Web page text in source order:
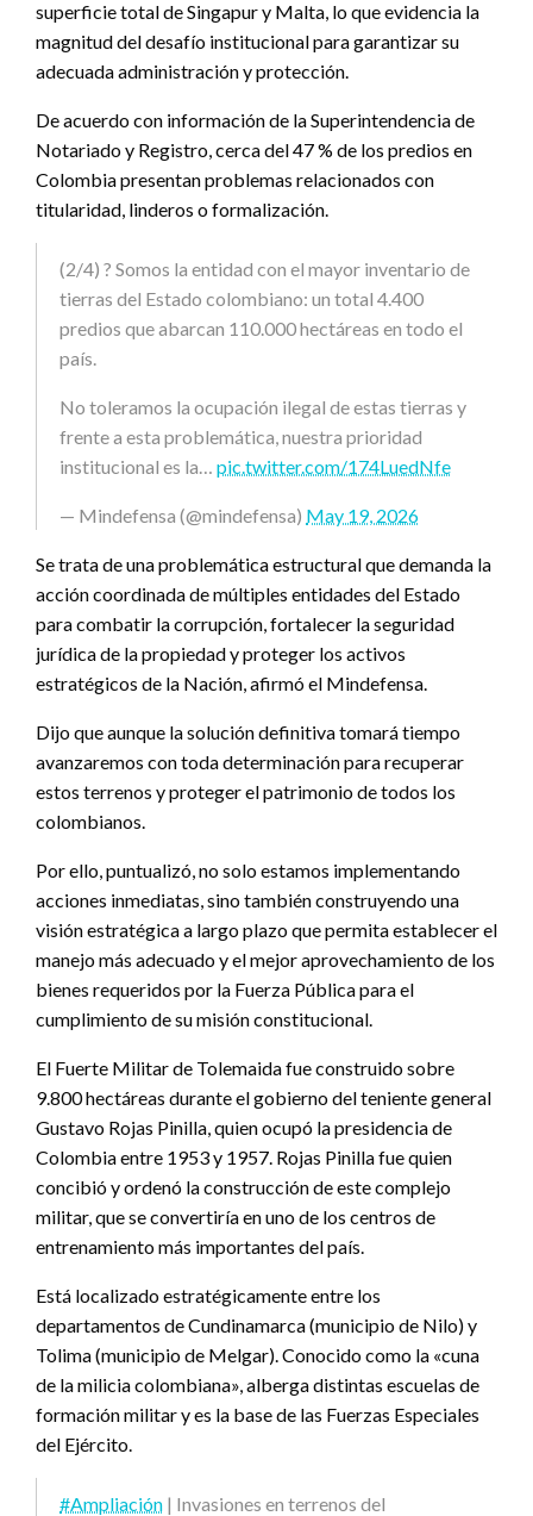
superficie total de Singapur y Malta, lo que evidencia la
magnitud del desafío institucional para garantizar su
adecuada administración y protección.
De acuerdo con información de la Superintendencia de
Notariado y Registro, cerca del 47 % de los predios en
Colombia presentan problemas relacionados con
titularidad, linderos o formalización.
(2/4) ? Somos la entidad con el mayor inventario de
tierras del Estado colombiano: un total 4.400
predios que abarcan 110.000 hectáreas en todo el
país.
No toleramos la ocupación ilegal de estas tierras y
frente a esta problemática, nuestra prioridad
institucional es la… pic.twitter.com/174LuedNfe
— Mindefensa (@mindefensa) May 19, 2026
Se trata de una problemática estructural que demanda la
acción coordinada de múltiples entidades del Estado
para combatir la corrupción, fortalecer la seguridad
jurídica de la propiedad y proteger los activos
estratégicos de la Nación, afirmó el Mindefensa.
Dijo que aunque la solución definitiva tomará tiempo
avanzaremos con toda determinación para recuperar
estos terrenos y proteger el patrimonio de todos los
colombianos.
Por ello, puntualizó, no solo estamos implementando
acciones inmediatas, sino también construyendo una
visión estratégica a largo plazo que permita establecer el
manejo más adecuado y el mejor aprovechamiento de los
bienes requeridos por la Fuerza Pública para el
cumplimiento de su misión constitucional.
El Fuerte Militar de Tolemaida fue construido sobre
9.800 hectáreas durante el gobierno del teniente general
Gustavo Rojas Pinilla, quien ocupó la presidencia de
Colombia entre 1953 y 1957. Rojas Pinilla fue quien
concibió y ordenó la construcción de este complejo
militar, que se convertiría en uno de los centros de
entrenamiento más importantes del país.
Está localizado estratégicamente entre los
departamentos de Cundinamarca (municipio de Nilo) y
Tolima (municipio de Melgar). Conocido como la «cuna
de la milicia colombiana», alberga distintas escuelas de
formación militar y es la base de las Fuerzas Especiales
del Ejército.
#Ampliación | Invasiones en terrenos del